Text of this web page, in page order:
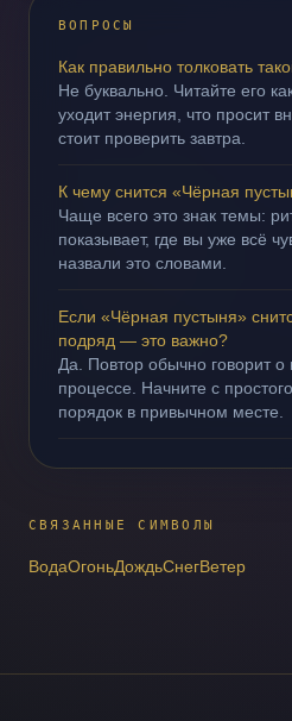
ВОПРОСЫ
Как правильно толковать
Не буквально. Читайте его
уходит энергия, что просит
стоит проверить завтра.
К чему снится «Чёрная
Чаще всего это знак темы:
показывает, где вы уже всё
назвали это словами.
Если «Чёрная пустыня»
подряд — это важно?
Да. Повтор обычно говорит
процессе. Начните с
порядок в привычном месте.
СВЯЗАННЫЕ СИМВОЛЫ
ВодаОгоньДождьСнегВетер